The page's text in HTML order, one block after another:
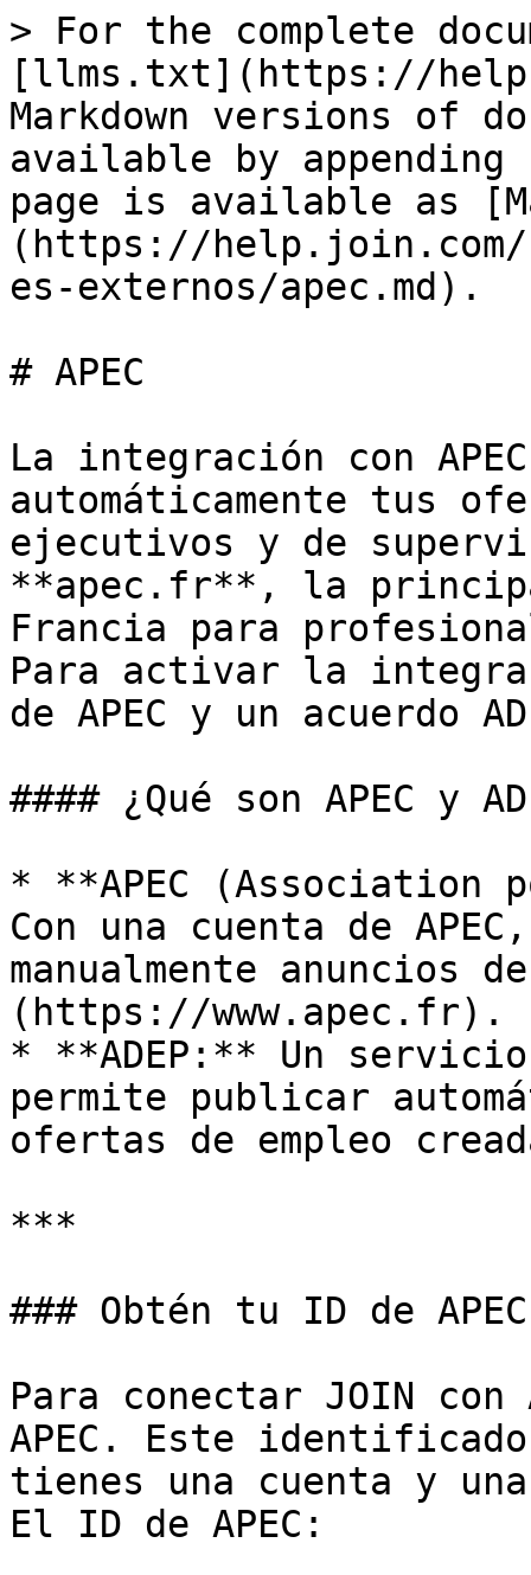
> For the complete
[llms.txt](https://
Markdown versions of
available by
page is available as
(https://
es-externos/apec.md).
# APEC
La integración con
automáticamente tus
ejecutivos y de
**apec.fr**, la
Francia para
Para activar la
de APEC y un acuerdo
#### ¿Qué son APEC y
* **APEC (Association
Con una cuenta de
manualmente anuncios
(https://www.apec.fr).
* **ADEP:** Un
permite publicar
ofertas de empleo
***
### Obtén tu ID de APEC
Para conectar JOIN
APEC. Este
tienes una cuenta y
El ID de APEC: